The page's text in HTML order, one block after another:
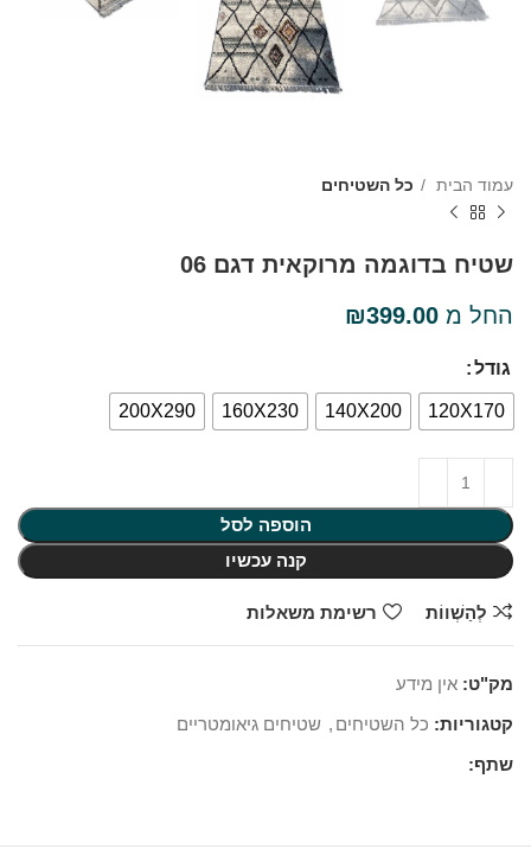
עמוד הבית כל השטיחים
שטיח בדוגמה מרוקאית דגם 06
החל מ
₪399.00
גודל
120X170
140X200
160X230
200X290
הוספה לסל
קנה עכשיו
לְהַשְׁווֹת רשימת משאלות
מק"ט: אין מידע
קטגוריות: כל השטיחים , שטיחים גיאומטריים
שתף: